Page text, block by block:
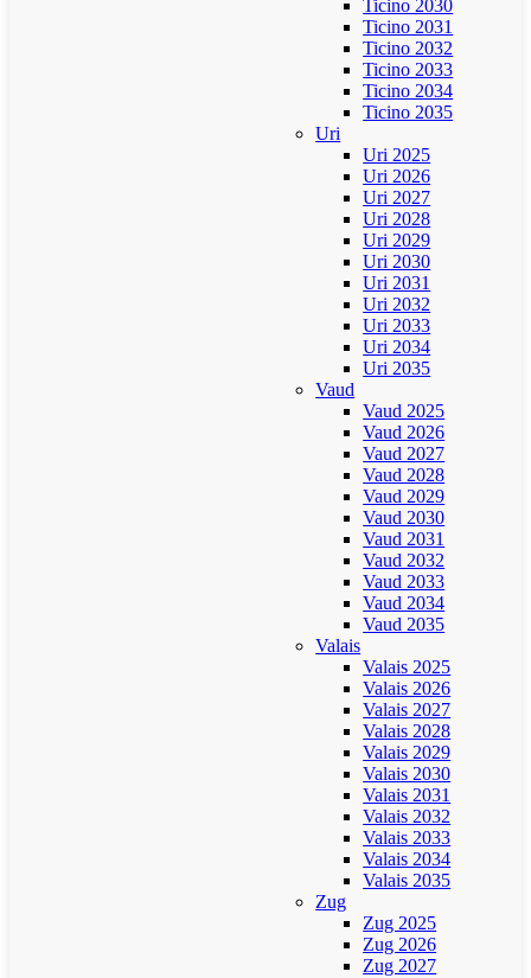
Ticino 2030
Ticino 2031
Ticino 2032
Ticino 2033
Ticino 2034
Ticino 2035
Uri
Uri 2025
Uri 2026
Uri 2027
Uri 2028
Uri 2029
Uri 2030
Uri 2031
Uri 2032
Uri 2033
Uri 2034
Uri 2035
Vaud
Vaud 2025
Vaud 2026
Vaud 2027
Vaud 2028
Vaud 2029
Vaud 2030
Vaud 2031
Vaud 2032
Vaud 2033
Vaud 2034
Vaud 2035
Valais
Valais 2025
Valais 2026
Valais 2027
Valais 2028
Valais 2029
Valais 2030
Valais 2031
Valais 2032
Valais 2033
Valais 2034
Valais 2035
Zug
Zug 2025
Zug 2026
Zug 2027